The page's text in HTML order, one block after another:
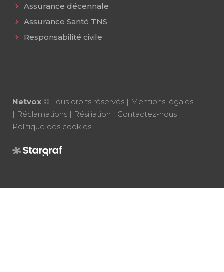
Assurance décennale
Assurance Santé TNS
Responsabilité civile
Netvox © Tous droits réservés | Mentions légales
| Réclamations | Résiliation | Contactez-nous |
Politique des cookies